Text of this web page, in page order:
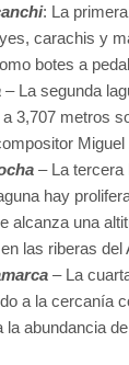
: La
carachis y
botes a
– La segunda
3,707 metros
– La tercera
hay
alcanza una
las riberas del
– La
a la cercanía
la abundancia